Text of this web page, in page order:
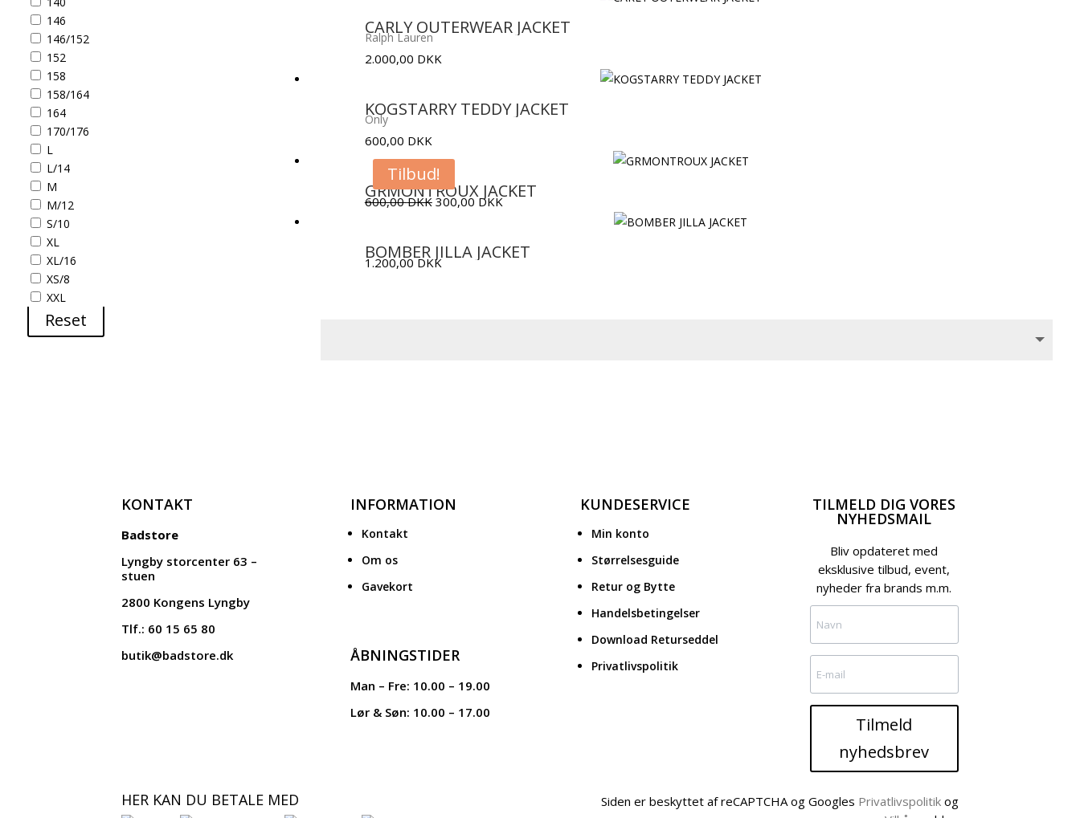
146
146/152
152
158
158/164
164
170/176
L
L/14
M
M/12
S/10
XL
XL/16
XS/8
XXL
Reset
CARLY OUTERWEAR JACKET
Ralph Lauren
2.000,00 DKK
KOGSTARRY TEDDY JACKET
Only
600,00 DKK
Tilbud!
GRMONTROUX JACKET
600,00DKK Den
var:
300,00DKKDen
er:
BOMBER JILLA JACKET
1.200,00DKK
KONTAKT
Badstore
Lyngby storcenter 63 –
stuen
2800 Kongens Lyngby
Tlf.: 60 15 65 80
butik@badstore.dk
INFORMATION
Kontakt
Om os
Gavekort
ÅBNINGSTIDER
Man – Fre: 10.00 – 19.00
Lør & Søn: 10.00 – 17.00
KUNDESERVICE
Min konto
Størrelsesguide
Retur og Bytte
Handelsbetingelser
Download Returseddel
Privatlivspolitik
TILMELD DIG VORES
NYHEDSMAIL
Bliv opdateret med
eksklusive tilbud, event,
nyheder fra brands m.m.
Tilmeld
nyhedsbrev
HER KAN DU BETALE MED Siden er beskyttet af reCAPTCHA og Googles Privatlivspolitik og